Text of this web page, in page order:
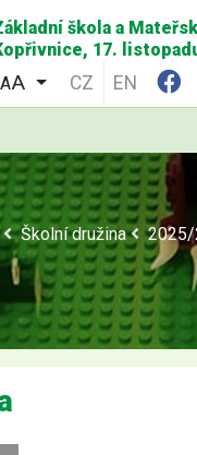
škola a
17.
A CZ EN
Školní družina